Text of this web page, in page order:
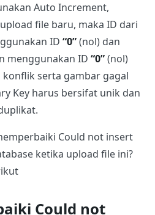
Auto Increment,
file baru, maka ID dari
ID “0”(nol) dan
menggunakan ID “0”(nol)
serta gambar gagal
Key harus bersifat unik dan
Could not insert
ketika upload file ini?
Could not